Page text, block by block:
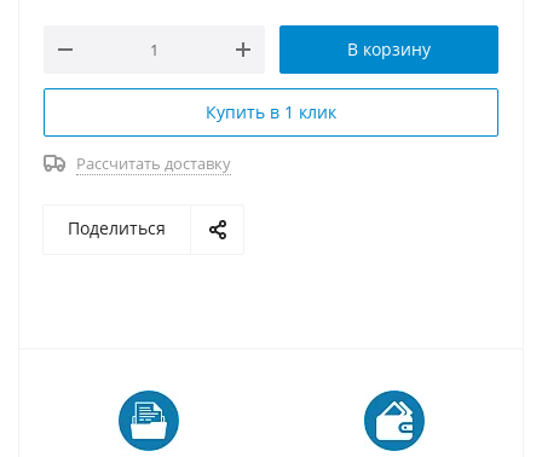
В корзину
Купить в 1 клик
Рассчитать доставку
Поделиться